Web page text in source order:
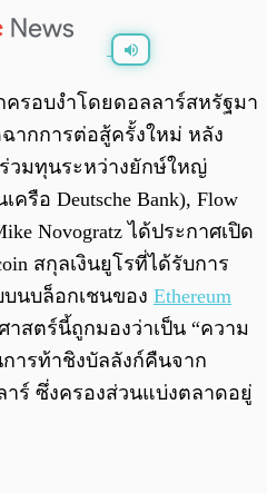
/ 0:00
ครอบงำโดยดอลลาร์สหรัฐมา
ากการต่อสู้ครั้งใหม่ หลัง
วมทุนระหว่างยักษ์ใหญ่
ครือ Deutsche Bank), Flow
Novogratz ได้ประกาศเปิด
สกุลเงินยูโรที่ได้รับการ
นบล็อกเชนของ Ethereum
าสตร์นี้ถูกมองว่าเป็น “ความ
ารท้าชิงบัลลังก์คืนจาก
าร์ ซึ่งครองส่วนแบ่งตลาดอยู่